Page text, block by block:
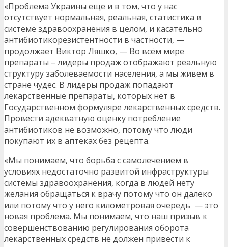
«Проблема Украины еще и в том, что у нас
отсутствует нормальная, реальная, статистика в
системе здравоохранения в целом, и касательно
антибиотикорезистентности в частности, —
продолжает Виктор Ляшко, — Во всём мире
препараты – лидеры продаж отображают реальную
структуру заболеваемости населения, а мы живем в
стране чудес. В лидеры продаж попадают
лекарственные препараты, которых нет в
Государственном формуляре лекарственных средств.
Провести адекватную оценку потребление
антибиотиков не возможно, потому что люди
покупают их в аптеках без рецепта.
«Мы понимаем, что борьба с самолечением в
условиях недостаточно развитой инфраструктуры
системы здравоохранения, когда в людей нету
желания обращаться к врачу потому что он далеко
или потому что у него километровая очередь — это
новая проблема. Мы понимаем, что наш призыв к
совершенствованию регулирования оборота
лекарственных средств не должен привести к